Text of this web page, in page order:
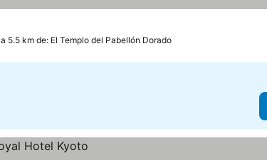
a 5.5 km de: El Templo del Pabellón Dorado